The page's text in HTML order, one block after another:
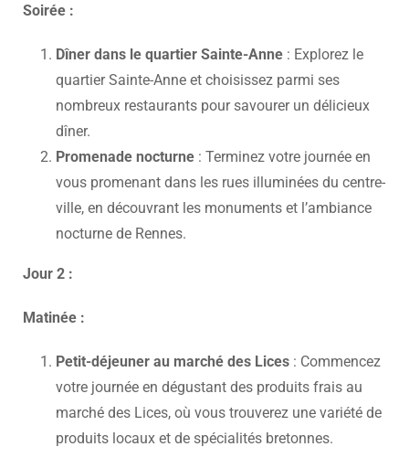
Soirée :
Dîner dans le quartier Sainte-Anne : Explorez le
quartier Sainte-Anne et choisissez parmi ses
nombreux restaurants pour savourer un délicieux
dîner.
Promenade nocturne : Terminez votre journée en
vous promenant dans les rues illuminées du centre-
ville, en découvrant les monuments et l’ambiance
nocturne de Rennes.
Jour 2 :
Matinée :
Petit-déjeuner au marché des Lices : Commencez
votre journée en dégustant des produits frais au
marché des Lices, où vous trouverez une variété de
produits locaux et de spécialités bretonnes.